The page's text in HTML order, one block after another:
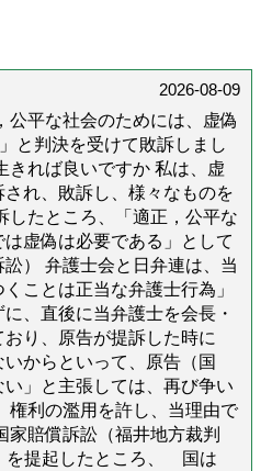
2026-08-09
公平な社会のためには、虚偽
と判決を受けて敗訴しまし
ば良いですか 私は、虚
れ、敗訴し、様々なものを
したところ、「適正，公平な
虚偽は必要である」として
） 弁護士会と日弁連は、当
ことは正当な弁護士行為」
、直後に当弁護士を会長・
り、原告が提訴した時に
からといって、原告（国
」と主張しては、再び争い
権利の濫用を許し、当理由で
家賠償訴訟（福井地方裁判
を提起したところ、 国は